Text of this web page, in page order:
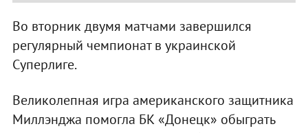
Во вторник двумя матчами завершился
регулярный чемпионат в украинской
Суперлиге.
Великолепная игра американского защитника
Миллэнджа помогла БК «Донецк» обыграть